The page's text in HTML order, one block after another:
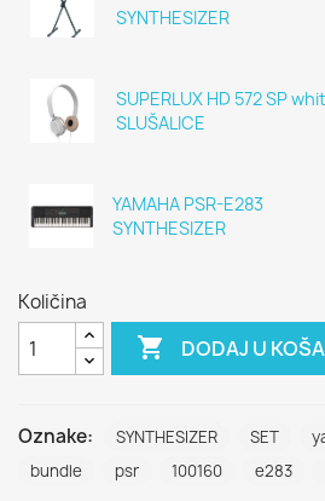
SYNTHESIZER
SUPERLUX HD 572 SP
SLUŠALICE
YAMAHA PSR-E283
SYNTHESIZER
Količina
 DODAJ U
Oznake: SYNTHESIZER SET
bundle
psr 100160 e283